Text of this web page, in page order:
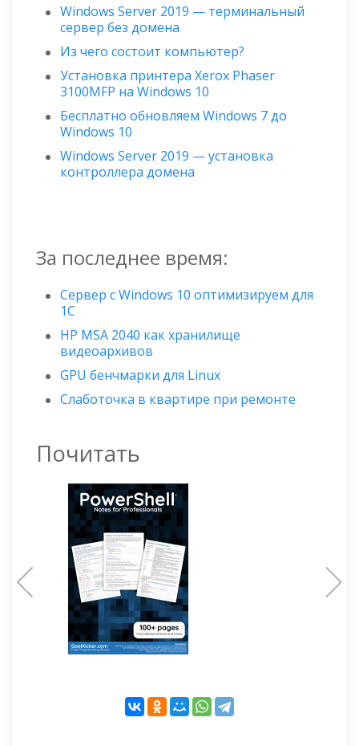
Windows Server 2019 — терминальный
сервер без домена
Из чего состоит компьютер?
Установка принтера Xerox Phaser
3100MFP на Windows 10
Бесплатно обновляем Windows 7 до
Windows 10
Windows Server 2019 — установка
контроллера домена
За последнее время:
Сервер с Windows 10 оптимизируем для
1С
HP MSA 2040 как хранилище
видеоархивов
GPU бенчмарки для Linux
Слаботочка в квартире при ремонте
Почитать